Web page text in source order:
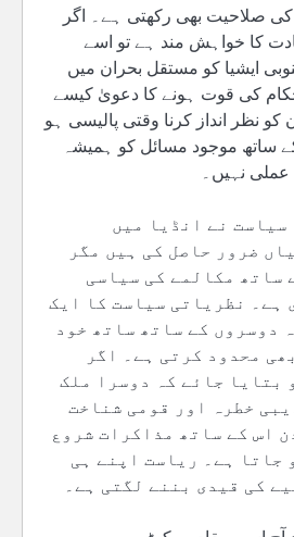
کی صلاحیت بھی رکھتی ہے۔ اگر
کا خواہش مند ہے تو اسے
ایشیا کو مستقل بحران میں
کی قوت ہونے کا دعویٰ کیسے
نظر انداز کرنا وقتی پالیسی ہو
ساتھ موجود مسائل کو ہمیشہ
عملی نہیں۔
سیاست نے انڈیا میں
ضرور حاصل کی ہیں مگر
ساتھ مکالمے کی سیاسی
ہے۔ نظریاتی سیاست کا ایک
دوسروں کے ساتھ ساتھ خود
محدود کرتی ہے۔ اگر
بتایا جائے کہ دوسرا ملک
خطرہ اور قومی شناخت
اس کے ساتھ مذاکرات شروع
جاتا ہے۔ ریاست اپنے ہی
کی قیدی بننے لگتی ہے۔